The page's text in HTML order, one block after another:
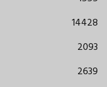
14428
2093
2639